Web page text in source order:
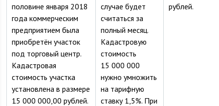
половине января 2018
года коммерческим
предприятием была
приобретён участок
под торговый центр.
Кадастровая
стоимость участка
установлена в размере
15 000 000,00 рублей.
случае будет
считаться за
полный месяц.
Кадастровую
стоимость
15 000 000
нужно умножить
на тарифную
ставку 1,5%. При
рублей.